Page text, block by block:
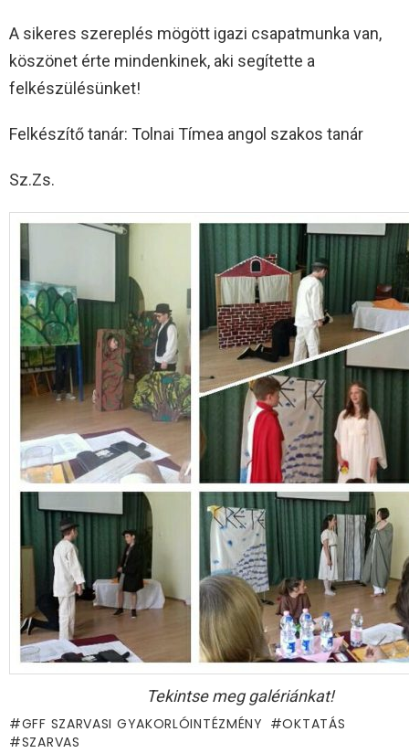
A sikeres szereplés mögött igazi csapatmunka van,
köszönet érte mindenkinek, aki segítette a
felkészülésünket!
Felkészítő tanár: Tolnai Tímea angol szakos tanár
Sz.Zs.
Tekintse meg galériánkat!
GFF SZARVASI GYAKORLÓINTÉZMÉNY
OKTATÁS
SZARVAS